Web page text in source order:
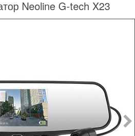
Neoline G-tech X23